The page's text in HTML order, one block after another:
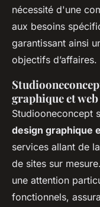
nécessité d'une
aux besoins
garantissant ainsi
objectifs d’affaires.
graphique et web
Studiooneconcept
design graphique
services allant de
de sites sur
une attention
fonctionnels,